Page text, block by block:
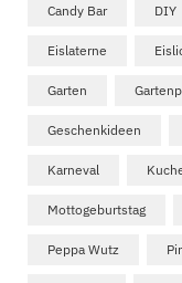
Candy Bar DIY
Eislaterne
Garten
Geschenkideen
Karneval
Mottogeburtstag
Peppa Wutz